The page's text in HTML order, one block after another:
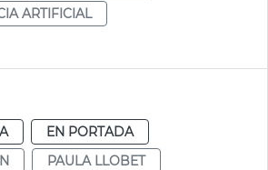
ARTIFICIAL
EN PORTADA
PAULA LLOBET